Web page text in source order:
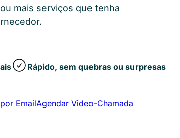
ou mais serviços que tenha
Rápido, sem quebras ou surpresas
EmailAgendar Video-Chamada